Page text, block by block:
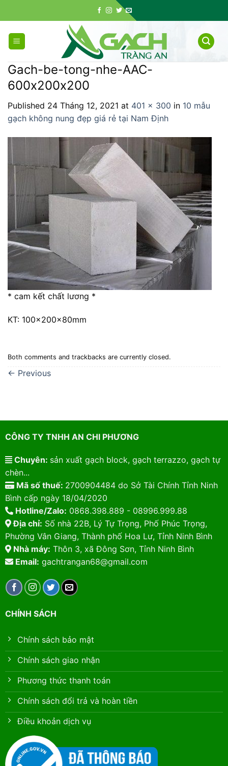
to
content
Gach-be-tong-nhe-AAC-
600x200x200
Published 24 Tháng 12, 2021 at 401 × 300 in 10 mẫu
gạch không nung đẹp giá rẻ tại Nam Định
* cam kết chất lương *
KT: 100x200x80mm
Both comments and trackbacks are currently closed.
← Previous
CÔNG TY TNHH AN CHI PHƯƠNG
Chuyên: sản xuất gạch block, gạch terrazzo, gạch tự
chèn...
Mã số thuế: 2700904484 do Sở Tài Chính Tỉnh Ninh
Bình cấp ngày 18/04/2020
Hotline/Zalo: 0868.398.889 - 08996.999.88
Địa chỉ: Số nhà 22B, Lý Tự Trọng, Phố Phúc Trọng,
Phường Vân Giang, Thành phố Hoa Lư, Tỉnh Ninh Bình
Nhà máy: Thôn 3, xã Đông Sơn, Tỉnh Ninh Bình
Email: gachtrangan68@gmail.com
CHÍNH SÁCH
Chính sách bảo mật
Chính sách giao nhận
Phương thức thanh toán
Chính sách đổi trả và hoàn tiền
Điều khoản dịch vụ